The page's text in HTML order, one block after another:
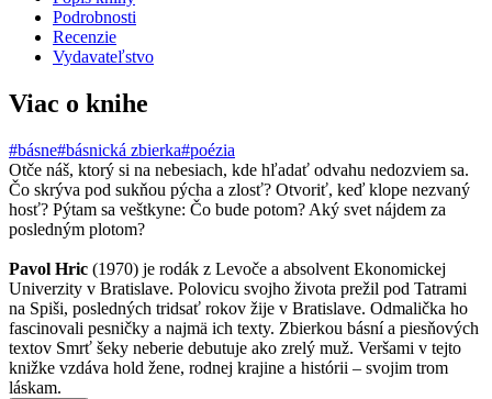
Podrobnosti
Recenzie
Vydavateľstvo
Viac o knihe
#básne#básnická zbierka#poézia
Otče náš, ktorý si na nebesiach, kde hľadať odvahu nedozviem sa.
Čo skrýva pod sukňou pýcha a zlosť? Otvoriť, keď klope nezvaný
hosť? Pýtam sa veštkyne: Čo bude potom? Aký svet nájdem za
posledným plotom?
Pavol Hric (1970) je rodák z Levoče a absolvent Ekonomickej
Univerzity v Bratislave. Polovicu svojho života prežil pod Tatrami
na Spiši, posledných tridsať rokov žije v Bratislave. Odmalička ho
fascinovali pesničky a najmä ich texty. Zbierkou básní a piesňových
textov Smrť šeky neberie debutuje ako zrelý muž. Veršami v tejto
knižke vzdáva hold žene, rodnej krajine a histórii – svojim trom
láskam.